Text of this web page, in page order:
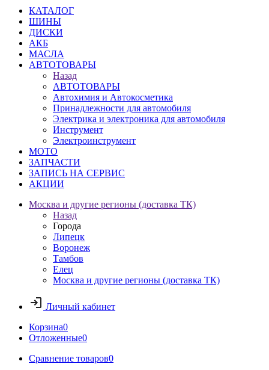
КАТАЛОГ
ШИНЫ
ДИСКИ
АКБ
МАСЛА
АВТОТОВАРЫ
Назад
АВТОТОВАРЫ
Автохимия и Автокосметика
Принадлежности для автомобиля
Электрика и электроника для автомобиля
Инструмент
Электроинструмент
МОТО
ЗАПЧАСТИ
ЗАПИСЬ НА СЕРВИС
АКЦИИ
Москва и другие регионы (доставка ТК)
Назад
Города
Липецк
Воронеж
Тамбов
Елец
Москва и другие регионы (доставка ТК)
Личный кабинет
Корзина0
Отложенные0
Сравнение товаров0